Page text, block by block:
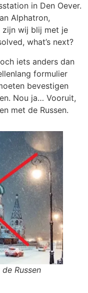
in Den Oever.
Alphatron,
wij blij met je
what’s next?
iets anders dan
formulier
bevestigen
Nou ja… Vooruit,
met de Russen.
Russen